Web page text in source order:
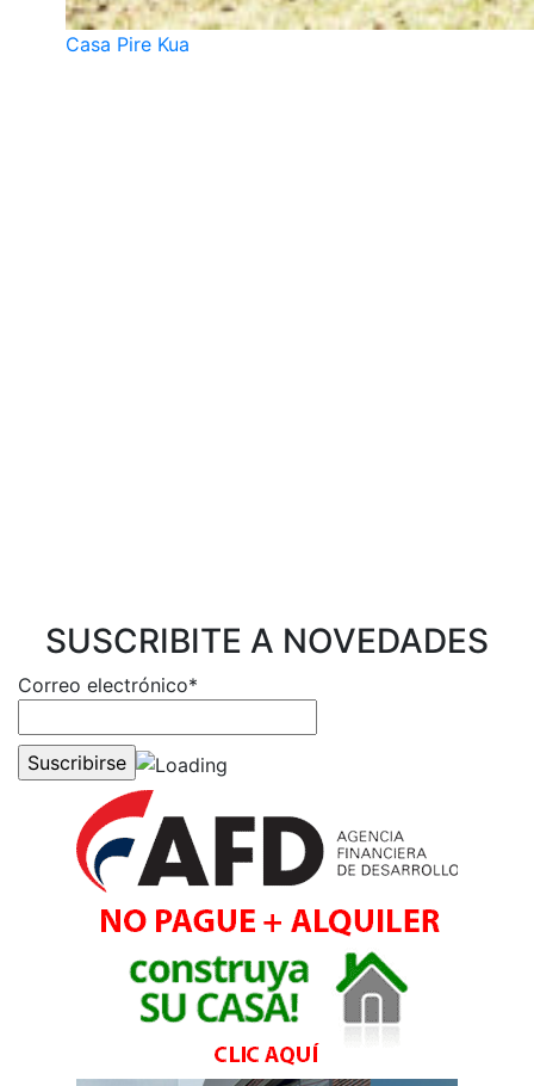
Casa Pire Kua
SUSCRIBITE A NOVEDADES
Correo electrónico*